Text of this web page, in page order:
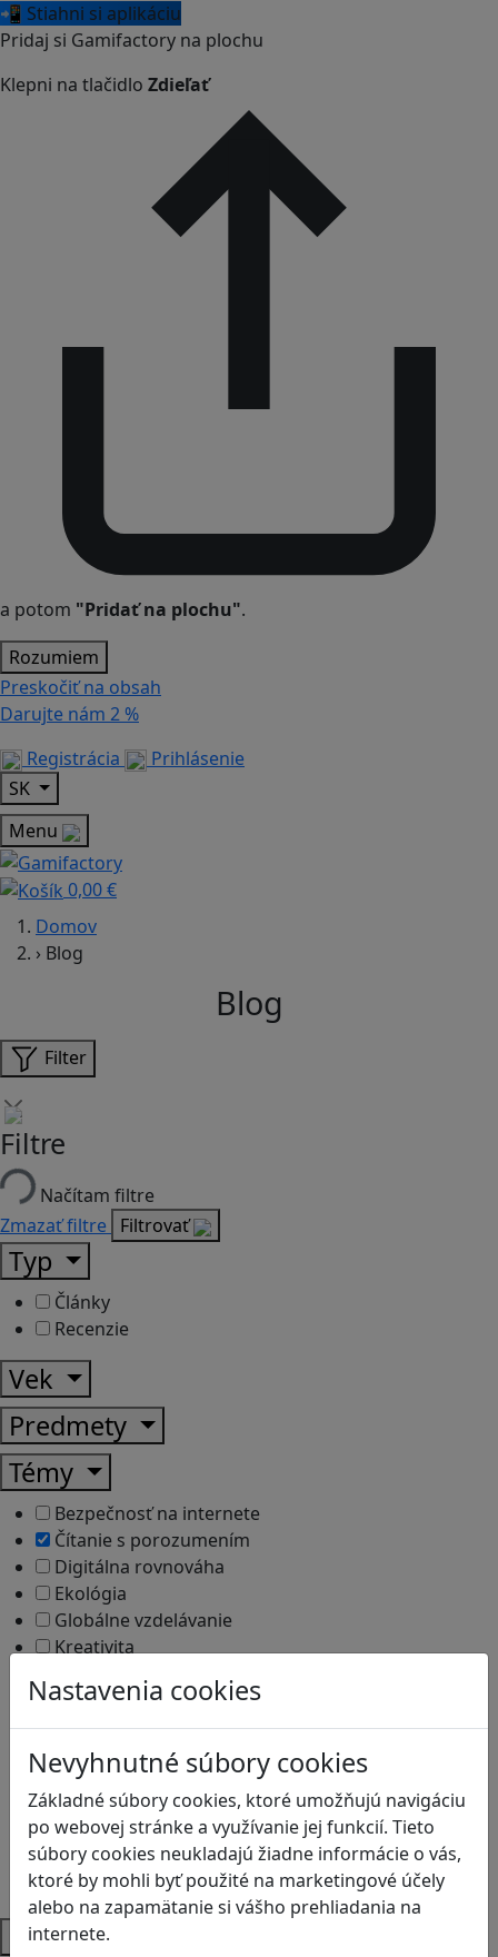
📲 Stiahni si aplikáciu
Pridaj si Gamifactory na plochu
Klepni na tlačidlo Zdieľať
a potom "Pridať na plochu".
Rozumiem
Preskočiť na obsah
Darujte nám 2 %
Registrácia
Prihlásenie
SK
Menu
0,00 €
Nastavenia cookies
Nevyhnutné súbory cookies
Základné súbory cookies, ktoré umožňujú navigáciu
po webovej stránke a využívanie jej funkcií. Tieto
súbory cookies neukladajú žiadne informácie o vás,
ktoré by mohli byť použité na marketingové účely
alebo na zapamätanie si vášho prehliadania na
internete.
Domov
› Blog
Blog
Filter
Filtre
Načítam filtre
Zmazať filtre Filtrovať
Typ
Články
Recenzie
Vek
Predmety
Témy
Bezpečnosť na internete
Čítanie s porozumením
Digitálna rovnováha
Ekológia
Globálne vzdelávanie
Kreativita
Kritické myslenie
Kyberšikana
Logické myslenie
Ľudské práva a tolerancia
Motorika a koncentrácia
Programovanie/Technika
Sociálne zručnosti a kooperácia
Strategické myslenie
Zdravie a pohyb
Platformy